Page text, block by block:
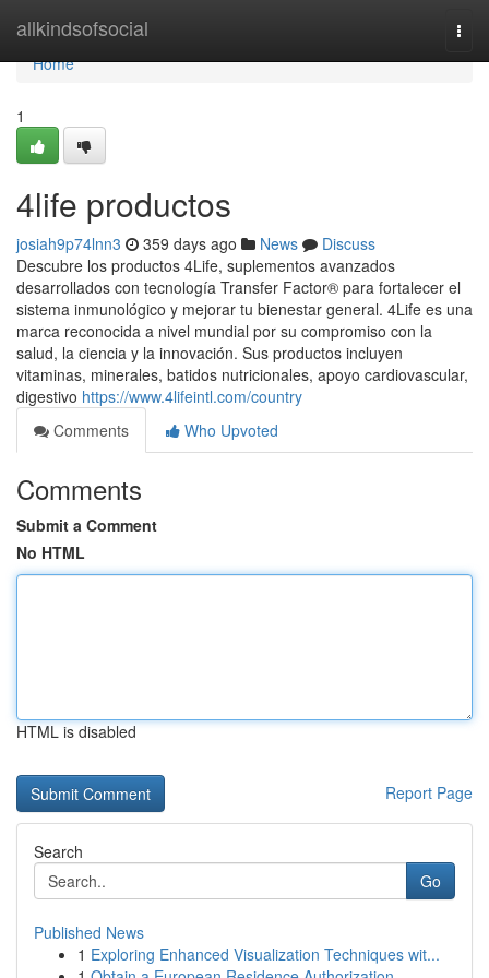
allkindsofsocial
Home
Home
1
4life productos
josiah9p74lnn3 359 days ago News
Discuss
Descubre los productos 4Life, suplementos avanzados
desarrollados con tecnología Transfer Factor® para fortalecer el
sistema inmunológico y mejorar tu bienestar general. 4Life es una
marca reconocida a nivel mundial por su compromiso con la
salud, la ciencia y la innovación. Sus productos incluyen
vitaminas, minerales, batidos nutricionales, apoyo cardiovascular,
digestivo https://www.4lifeintl.com/country
Comments
Who Upvoted
Comments
Submit a Comment
No HTML
HTML is disabled
Report Page
Search
Go
Published News
1 Exploring Enhanced Visualization Techniques wit...